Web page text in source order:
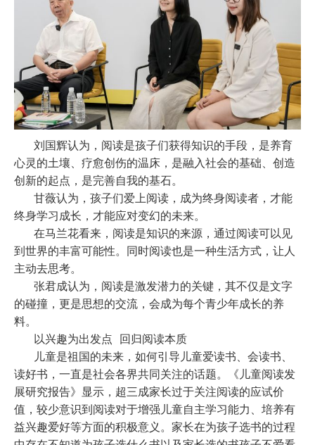
刘国辉认为，阅读是孩子们获得知识的手段，是养育
心灵的土壤、疗愈创伤的温床，是融入社会的基础、创造
创新的起点，是完善自我的基石。
甘薇认为，孩子们爱上阅读，成为终身阅读者，才能
终身学习成长，才能应对变幻的未来。
在马兰花看来，阅读是知识的来源，通过阅读可以见
到世界的丰富可能性。同时阅读也是一种生活方式，让人
主动去思考。
张君成认为，阅读是激发潜力的关键，其不仅是文字
的碰撞，更是思想的交流，会成为每个青少年成长的养
料。
以兴趣为出发点
回归阅读本质
儿童是祖国的未来，如何引导儿童爱读书、会读书、
读好书，一直是社会各界共同关注的话题。《儿童阅读发
展研究报告》显示，超三成家长过于关注阅读的应试价
值，较少意识到阅读对于增强儿童自主学习能力、培养有
益兴趣爱好等方面的积极意义。家长在为孩子选书的过程